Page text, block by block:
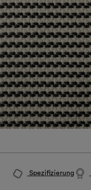
Spezifizierung